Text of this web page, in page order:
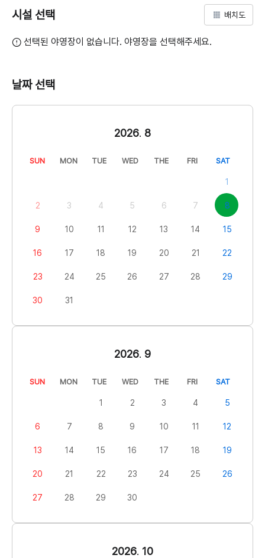
시설 선택 배치도
선택된 야영장이 없습니다. 야영장을 선택해주세요.
날짜 선택
2026. 8
SUN MON TUE WED THE FRI SAT
1
2 3 4 5 6 7 8
9 10 11 12 13 14 15
16 17 18 19 20 21 22
23 24 25 26 27 28 29
30 31
2026. 9
SUN MON TUE WED THE FRI SAT
1 2 3 4 5
6 7 8 9 10 11 12
13 14 15 16 17 18 19
20 21 22 23 24 25 26
27 28 29 30
2026. 10